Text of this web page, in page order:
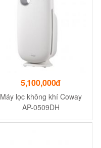
5,100,000đ
Máy lọc không khí Coway
AP-0509DH